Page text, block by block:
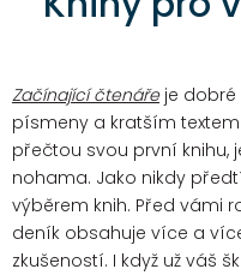
Začínající čtenářeje dobré
písmeny a kratším
přečtou svou první knihu,
nohama. Jako nikdy
výběrem knih. Před vámi
deník obsahuje více a
zkušeností. I když už váš